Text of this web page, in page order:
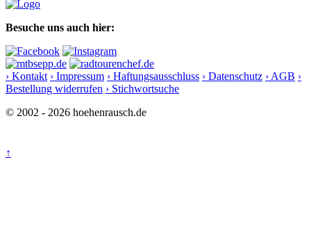
Besuche uns auch hier:
› Kontakt › Impressum › Haftungsausschluss › Datenschutz › AGB ›
Bestellung widerrufen › Stichwortsuche
© 2002 - 2026 hoehenrausch.de
↑